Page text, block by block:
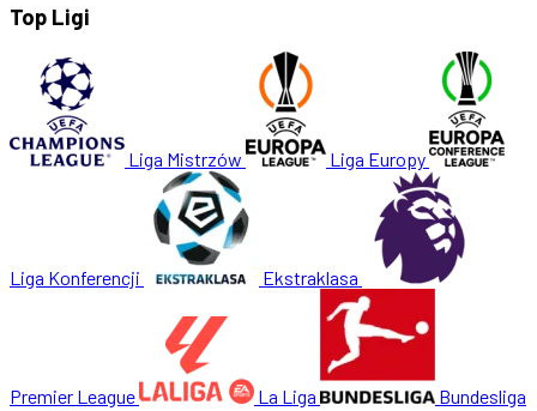
Top Ligi
Liga Mistrzów Liga Europy
Liga Konferencji Ekstraklasa
Premier League La Liga Bundesliga